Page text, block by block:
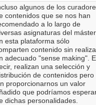
algunos de los
contenidos que se nos han
a lo largo de
asignaturas del
esta plataforma sólo
contenido sin
adecuado "sense making".
realizan una selección y
de contenidos pero
proporcionarnos un valor
que podríamos
dichas personalidades.